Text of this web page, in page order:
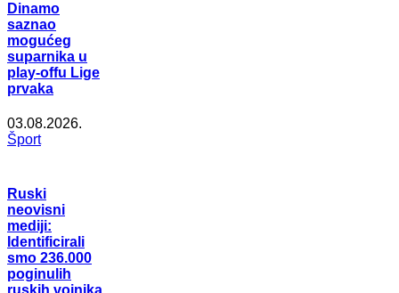
Dinamo
saznao
mogućeg
suparnika u
play-offu Lige
prvaka
03.08.2026.
Šport
Ruski
neovisni
mediji:
Identificirali
smo 236.000
poginulih
ruskih vojnika